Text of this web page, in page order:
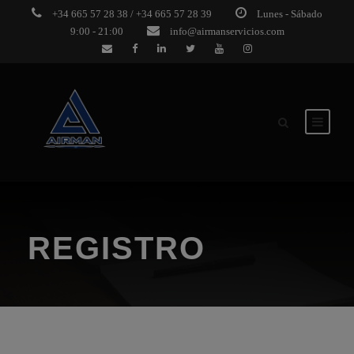
+34 665 57 28 38 / +34 665 57 28 39
Lunes - Sábado
9:00 - 21:00
info@airmanservicios.com
REGISTRO